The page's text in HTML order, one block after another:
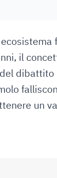
il
dibattito
un